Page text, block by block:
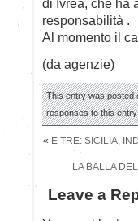
di Ivrea, che ha
responsabilità .
Al momento il
(da agenzie)
This entry was posted
responses to this
« E TRE: SICILIA,
LA BALLA
Leave a